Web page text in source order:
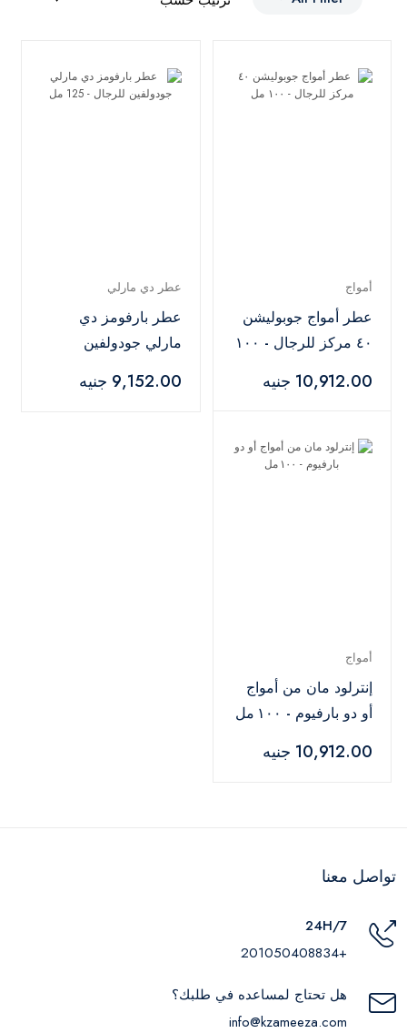
أمواج
عطر أمواج جوبوليشن
٤٠ مركز للرجال - ١٠٠
10,912.00 جنيه
عطر دي مارلي
عطر بارفومز دي
مارلي جودولفين
9,152.00 جنيه
أمواج
إنترلود مان من أمواج
أو دو بارفيوم - ١٠٠ مل
10,912.00 جنيه
تواصل معنا
24H/7
+201050408834
هل تحتاج لمساعده في طلبك؟
info@kzameeza.com